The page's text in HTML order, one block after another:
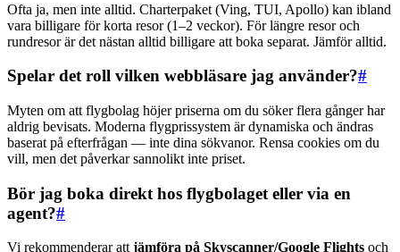
Ofta ja, men inte alltid. Charterpaket (Ving, TUI, Apollo) kan ibland
vara billigare för korta resor (1–2 veckor). För längre resor och
rundresor är det nästan alltid billigare att boka separat. Jämför alltid.
Spelar det roll vilken webbläsare jag använder?#
Myten om att flygbolag höjer priserna om du söker flera gånger har
aldrig bevisats. Moderna flygprissystem är dynamiska och ändras
baserat på efterfrågan — inte dina sökvanor. Rensa cookies om du
vill, men det påverkar sannolikt inte priset.
Bör jag boka direkt hos flygbolaget eller via en
agent?#
Vi rekommenderar attjämföra på Skyscanner/Google Flights och